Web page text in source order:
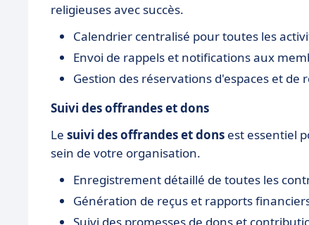
religieuses avec succès.
Calendrier centralisé pour toutes les
Envoi de rappels et notifications aux
Gestion des réservations d'espaces et de
Suivi des offrandes et dons
Le suivi des offrandes et dons est essentiel
sein de votre organisation.
Enregistrement détaillé de toutes les
Génération de reçus et rapports